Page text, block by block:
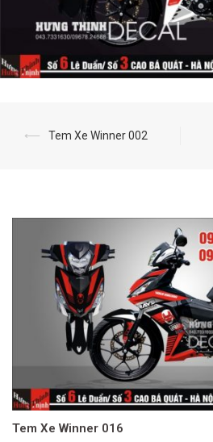
Post
⟵ Tem Xe Winner 002
Tem Xe Winner 016